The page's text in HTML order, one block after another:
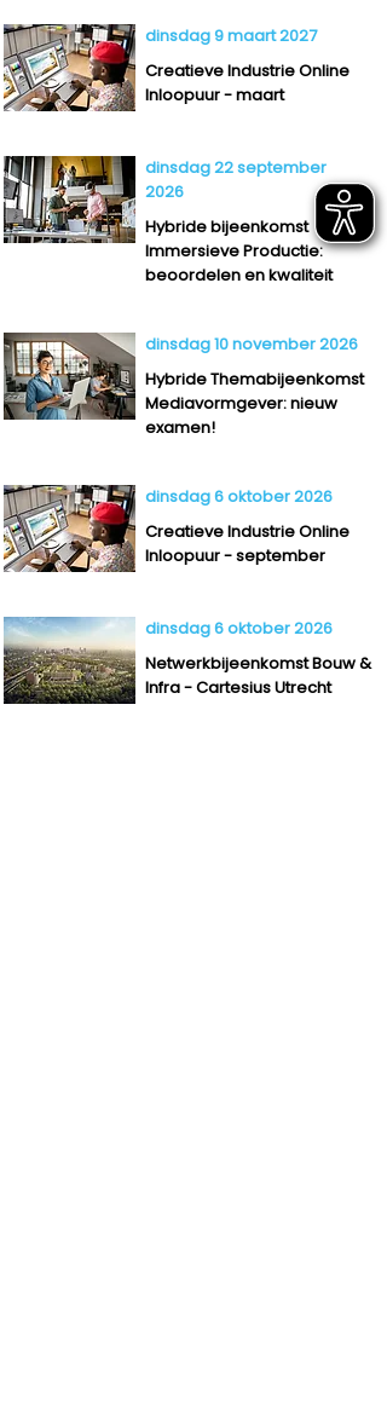
dinsdag 9 maart 2027
Creatieve Industrie Online
Inloopuur - maart
dinsdag 22 september
2026
Hybride bijeenkomst
Immersieve Productie:
beoordelen en kwaliteit
dinsdag 10 november 2026
Hybride Themabijeenkomst
Mediavormgever: nieuw
examen!
dinsdag 6 oktober 2026
Creatieve Industrie Online
Inloopuur - september
dinsdag 6 oktober 2026
Netwerkbijeenkomst Bouw &
Infra - Cartesius Utrecht